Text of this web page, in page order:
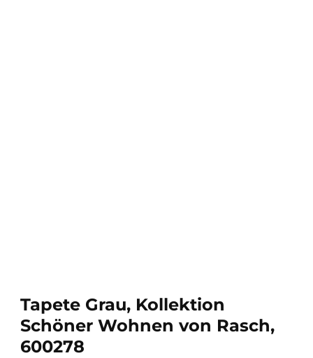
Tapete Grau, Kollektion
Schöner Wohnen von Rasch,
600278